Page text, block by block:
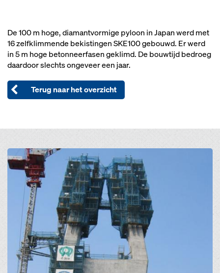
De 100 m hoge, diamantvormige pyloon in Japan werd met
16 zelfklimmende bekistingen SKE100 gebouwd. Er werd
in 5 m hoge betonneerfasen geklimd. De bouwtijd bedroeg
daardoor slechts ongeveer een jaar.
Terug naar het overzicht
Open